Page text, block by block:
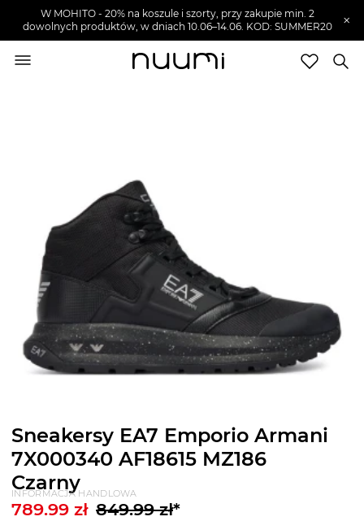
W MOHITO - 20% na koszule i szorty, przy zakupie min. 2
dowolnych produktów, w dniach 10.06–14.06. KOD: SUMMER20
×
Sneakersy EA7 Emporio Armani
7X000340 AF18615 MZ186
Czarny
INFORMACJA HANDLOWA
789.99 zł 849.99zł*